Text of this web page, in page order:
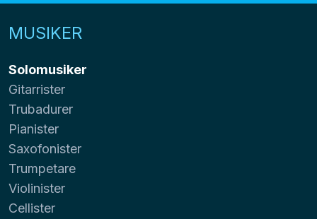
MUSIKER
Solomusiker
Gitarrister
Trubadurer
Pianister
Saxofonister
Trumpetare
Violinister
Cellister